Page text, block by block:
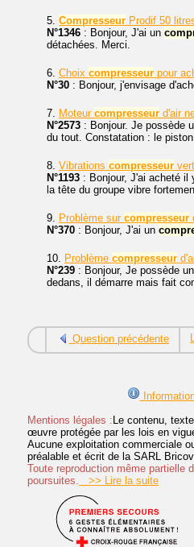
5. Compresseur Prodif 50
N°1346 : Bonjour, J'ai un
détachées. Merci.
6. Choix compresseur pour
N°30 : Bonjour, j'envisage
7. Moteur compresseur d'air
N°2573 : Bonjour. Je possède
du tout. Constatation : le
8. Vibrations compresseur
N°1193 : Bonjour, J'ai acheté il
la tête du groupe vibre
9. Problème sur compresseur
N°370 : Bonjour, J'ai un
10. Problème compresseur
N°239 : Bonjour, Je possède un
dedans, il démarre mais fait
Question précédente
Mentions légales : Le contenu,
œuvre protégée par les lois en
Aucune exploitation commerciale
préalable et écrit de la SARL
Toute reproduction même partielle
poursuites.
>> Lire la suite